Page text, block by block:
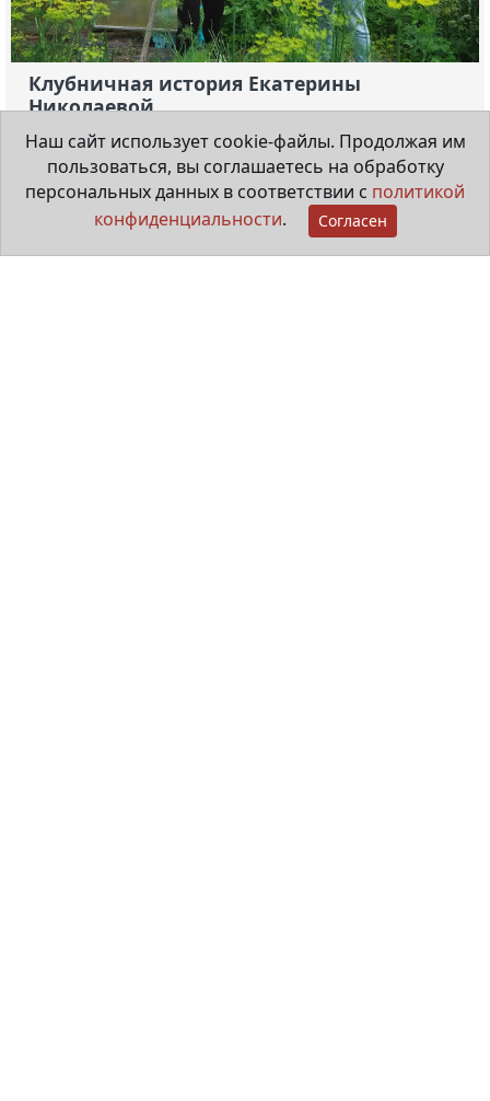
Клубничная история Екатерины
Николаевой
28 июля 2026
Наш сайт использует cookie-файлы. Продолжая им
пользоваться, вы соглашаетесь на обработку
персональных данных в соответствии с политикой
конфиденциальности. Согласен